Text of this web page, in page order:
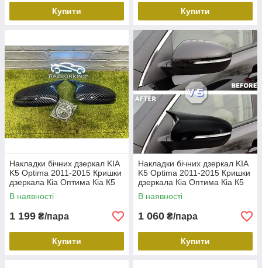
Купити Купити
Накладки бічних дзеркал KIA
K5 Optima 2011-2015 Кришки
дзеркала Кіа Оптима Кіа К5
2011-2015 під повторювач
В наявності
1 199 ₴/пара
Купити
Накладки бічних дзеркал KIA
K5 Optima 2011-2015 Кришки
дзеркала Кіа Оптима Кіа К5
2011-2015 під повторювач
В наявності
1 060 ₴/пара
Купити